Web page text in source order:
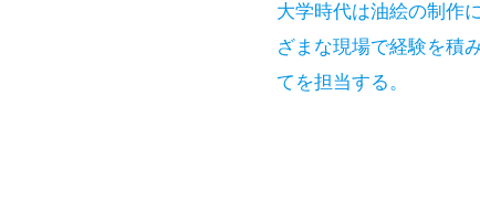
大学時代は油絵の制作
ざまな現場で経験を積
てを担当する。